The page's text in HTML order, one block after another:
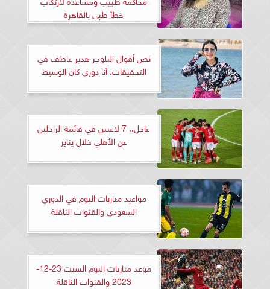
خطأ طبي بالقاهرة
نص أقوال البلوجر هدير عاطف في
التحقيقات: أنا دوري كان الوسيط
عاجل.. 7 لاعبين في قائمة الراحلين
عن الأهلي خلال يناير
مواعيد مباريات اليوم في الدوري
السعودي والقنوات الناقلة
موعد مباريات اليوم السبت 23-12-
2023 والقنوات الناقلة